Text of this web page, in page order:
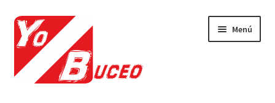
Ir
navegación
Ir
al
contenido
Menú